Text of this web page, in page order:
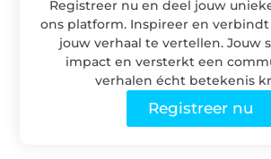
Registreer nu en deel jouw
ons platform. Inspireer en
jouw verhaal te vertellen. Jouw
impact en versterkt een
verhalen écht betekenis
Registreer nu